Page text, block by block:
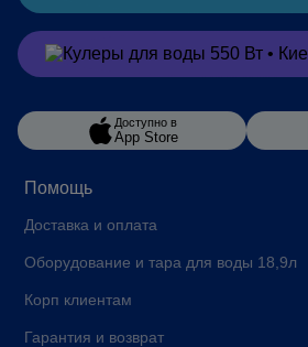
Помощь
Доставка и оплата
Оборудование и тара для воды 18,9л
Корп клиентам
Гарантия и возврат
Заказатьв Viber
Доступно в
App Store